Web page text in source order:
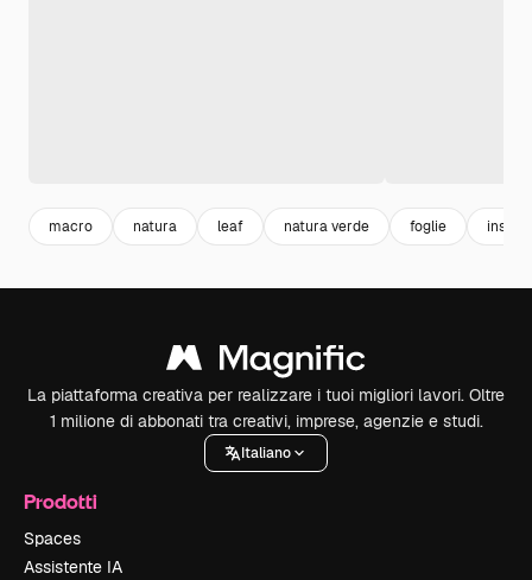
macro natura leaf natura verde foglie insetti
La piattaforma creativa per realizzare i tuoi migliori lavori. Oltre
1 milione di abbonati tra creativi, imprese, agenzie e studi.
Italiano
Prodotti
Spaces
Assistente IA